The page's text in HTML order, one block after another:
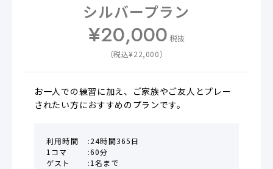
シルバープラン
¥20,000 税抜
（税込¥22,000）
お一人での練習に加え、ご家族やご友人とプレー
されたい方におすすめのプランです。
利用時間
24時間365日
1コマ
60分
ゲスト
1名まで